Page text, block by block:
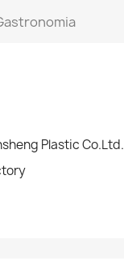
Plastic Co.Ltd.